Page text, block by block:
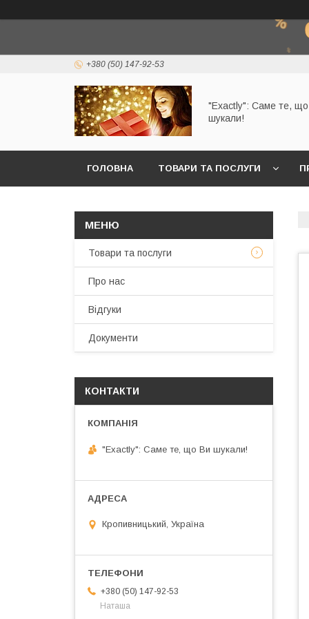
+380 (50) 147-92-53
"Exactly": Саме те,
шукали!
ГОЛОВНА ТОВАРИ ТА ПОСЛУГИ
Товари та послуги
Про нас
Відгуки
Документи
КОНТАКТИ
"Exactly": Саме те, що Ви шукали!
Кропивницький, Україна
+380 (50) 147-92-53
Наташа